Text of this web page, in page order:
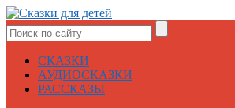
СКАЗКИ
АУДИОСКАЗКИ
РАССКАЗЫ